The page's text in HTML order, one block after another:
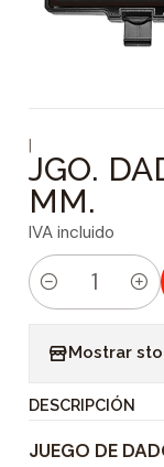
|
JGO.
MM.
IVA incluido
C
i
d
Mostrar
DESCRIPCIÓN
JUEGO DE